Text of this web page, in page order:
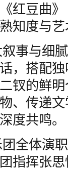
红豆曲
知度与
事与细
，搭配
钗的鲜
、传递
度共鸣。
全体演
指挥张